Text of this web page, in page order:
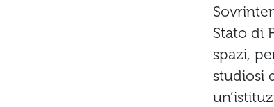
Stato di
spazi,
studiosi